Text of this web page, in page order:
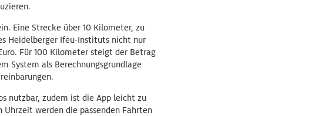
Eine Strecke über 10 Kilometer, zu
Heidelberger Ifeu-Instituts nicht nur
Für 100 Kilometer steigt der Betrag
System als Berechnungsgrundlage
nutzbar, zudem ist die App leicht zu
Uhrzeit werden die passenden Fahrten